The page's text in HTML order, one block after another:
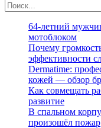
64-летний
мотоблоком
Почему
эффективности
Dermatime:
кожей — обзор
Как совмещать
развитие
В спальном
произошёл пожар